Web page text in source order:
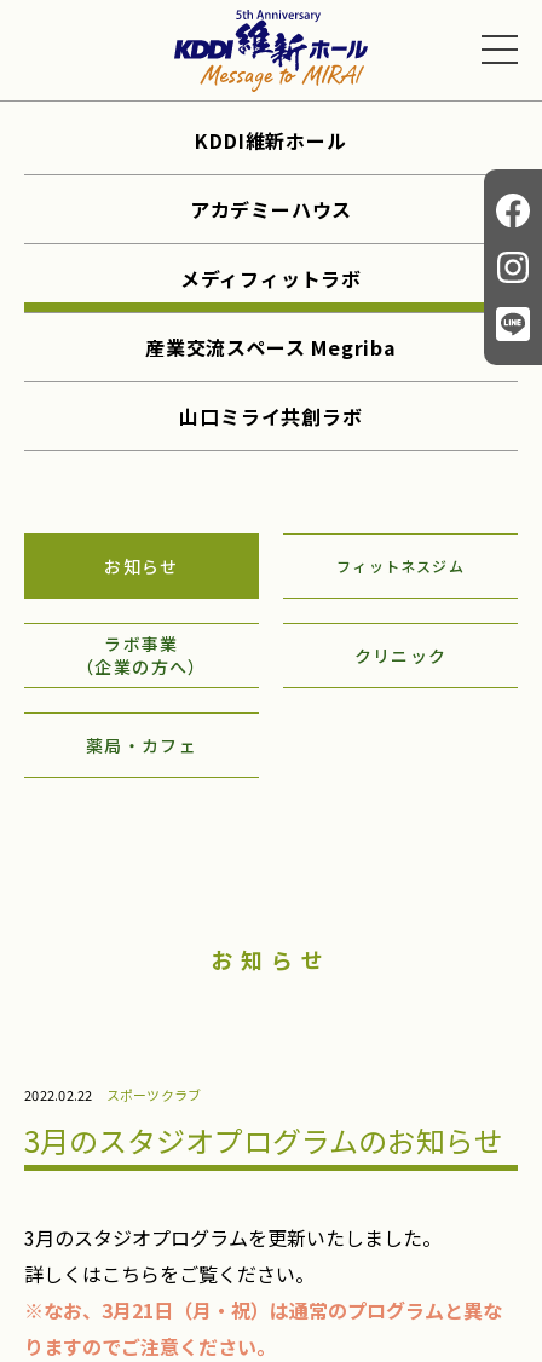
KDDI維新ホール
アカデミーハウス
メディフィットラボ
産業交流スペース Megriba
山口ミライ共創ラボ
お知らせ フィットネスジム
ラボ事業
（企業の方へ）
クリニック
薬局・カフェ
お知らせ
2022.02.22 スポーツクラブ
3月のスタジオプログラムのお知らせ
3月のスタジオプログラムを更新いたしました。
詳しくはこちらをご覧ください。
※なお、3月21日（月・祝）は通常のプログラムと異な
りますのでご注意ください。